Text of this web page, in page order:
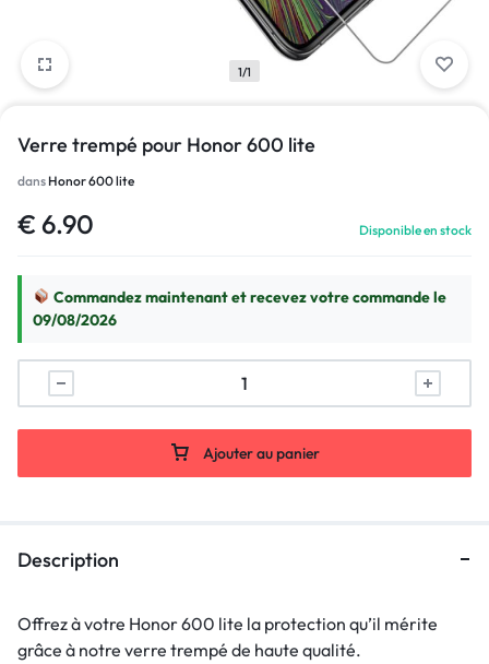
1/1
Verre trempé pour Honor 600 lite
dans Honor 600 lite
€ 6.90 Disponible en stock
Commandez maintenant et recevez votre commande le
09/08/2026
Ajouter au panier
Description
Offrez à votre Honor 600 lite la protection qu’il mérite
grâce à notre verre trempé de haute qualité.